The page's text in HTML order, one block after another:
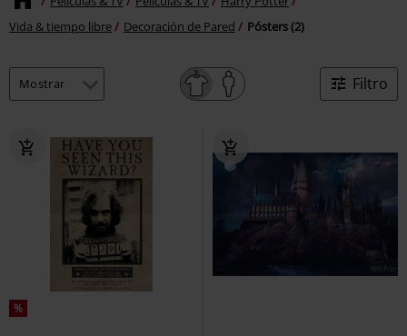
Vida & tiempo libre
Decoración de Pared Pósters (2)
Filtro
%